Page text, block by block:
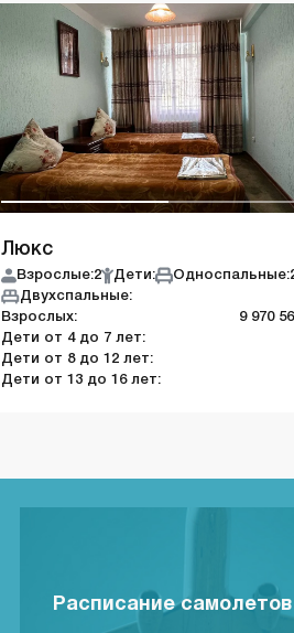
Люкс
Взрослые:2 Дети: Односпальные:
Двухспальные:
Взрослых:
9 970
Дети от 4 до 7 лет:
Дети от 8 до 12 лет:
Дети от 13 до 16 лет:
Расписание самолетов